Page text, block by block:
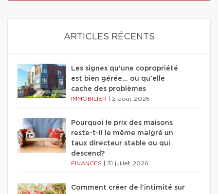
ARTICLES RÉCENTS
Les signes qu'une copropriété
est bien gérée… ou qu'elle
cache des problèmes
IMMOBILIER 2 août 2026
Pourquoi le prix des maisons
reste-t-il le même malgré un
taux directeur stable ou qui
descend?
FINANCES 31 juillet 2026
Comment créer de l'intimité sur